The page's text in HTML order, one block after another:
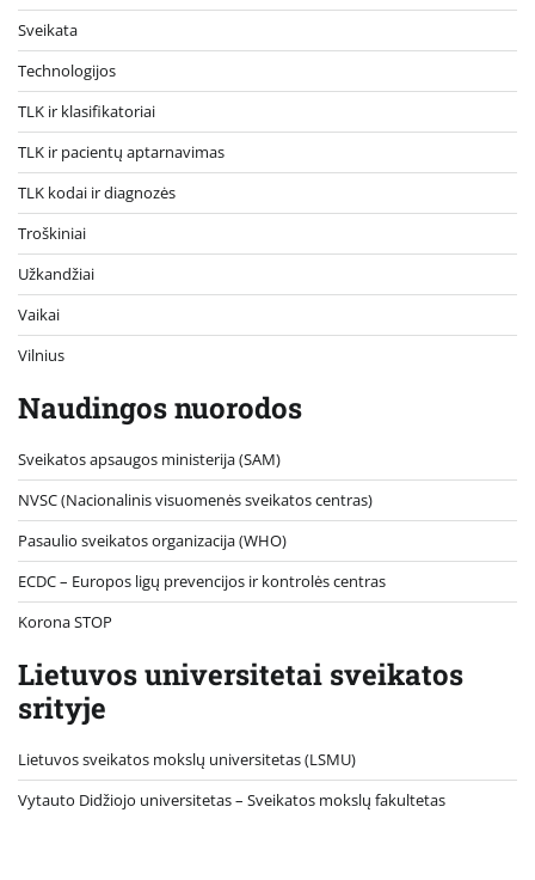
Sveikata
Technologijos
TLK ir klasifikatoriai
TLK ir pacientų aptarnavimas
TLK kodai ir diagnozės
Troškiniai
Užkandžiai
Vaikai
Vilnius
Naudingos nuorodos
Sveikatos apsaugos ministerija (SAM)
NVSC (Nacionalinis visuomenės sveikatos centras)
Pasaulio sveikatos organizacija (WHO)
ECDC – Europos ligų prevencijos ir kontrolės centras
Korona STOP
Lietuvos universitetai sveikatos
srityje
Lietuvos sveikatos mokslų universitetas (LSMU)
Vytauto Didžiojo universitetas– Sveikatos mokslų fakultetas